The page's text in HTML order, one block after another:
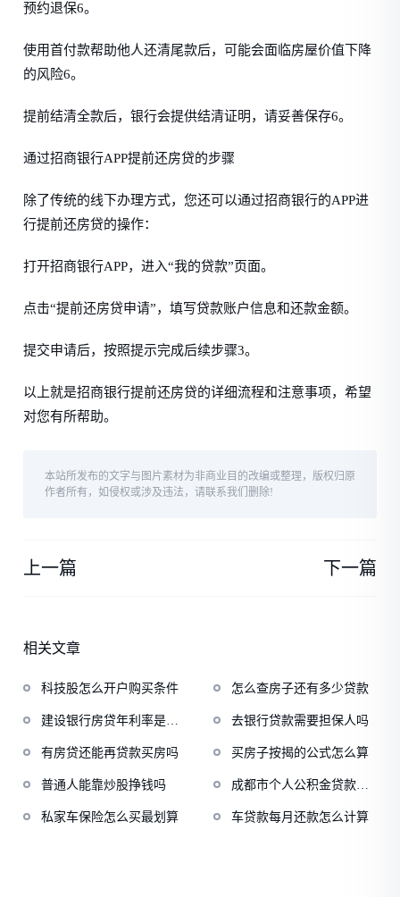
预约退保6。
使用首付款帮助他人还清尾款后，可能会面临房屋价值下降
的风险6。
提前结清全款后，银行会提供结清证明，请妥善保存6。
通过招商银行APP提前还房贷的步骤
除了传统的线下办理方式，您还可以通过招商银行的APP进
行提前还房贷的操作：
打开招商银行APP，进入“我的贷款”页面。
点击“提前还房贷申请”，填写贷款账户信息和还款金额。
提交申请后，按照提示完成后续步骤3。
以上就是招商银行提前还房贷的详细流程和注意事项，希望
对您有所帮助。
本站所发布的文字与图片素材为非商业目的改编或整理，版权归原
作者所有，如侵权或涉及违法，请联系我们删除!
上一篇 下一篇
相关文章
科技股怎么开户购买条件 怎么查房子还有多少贷款
建设银行房贷年利率是多
去银行贷款需要担保人吗
有房贷还能再贷款买房吗 买房子按揭的公式怎么算
普通人能靠炒股挣钱吗
成都市个人公积金贷款额
私家车保险怎么买最划算
车贷款每月还款怎么计算